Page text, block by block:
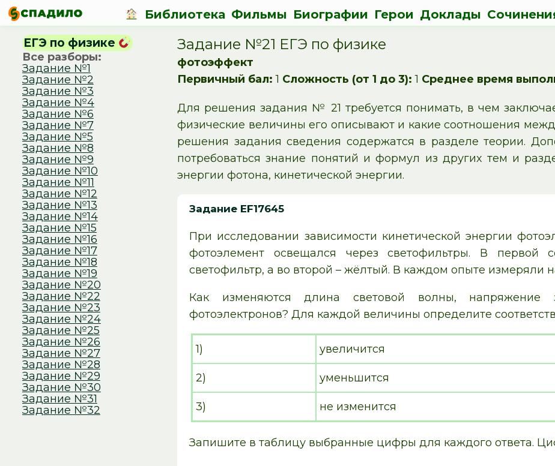
Библиотека Фильмы Биографии Герои Доклады
Задание №21 ЕГЭ по физике
фотоэффект
Первичный бал: 1 Сложность (от 1 до 3): 1 Среднее время
Для решения задания № 21 требуется понимать, в чем
физические величины его описывают и какие соотношения
решения задания сведения содержатся в разделе теории.
потребоваться знание понятий и формул из других тем и
энергии фотона, кинетической энергии.
Задание EF17645
При исследовании зависимости кинетической энергии
фотоэлемент освещался через светофильтры. В первой
светофильтр, а во второй – жёлтый. В каждом опыте измеряли
Как изменяются длина световой волны, напряжение
фотоэлектронов? Для каждой величины определите
1) увеличится
2) уменьшится
3) не изменится
Запишите в таблицу выбранные цифры для каждого ответа.
ЕГЭ по физике
Все разборы:
Задание №1
Задание №2
Задание №3
Задание №4
Задание №6
Задание №7
Задание №5
Задание №8
Задание №9
Задание №10
Задание №11
Задание №12
Задание №13
Задание №14
Задание №15
Задание №16
Задание №17
Задание №18
Задание №19
Задание №20
Задание №22
Задание №23
Задание №24
Задание №25
Задание №26
Задание №27
Задание №28
Задание №29
Задание №30
Задание №31
Задание №32